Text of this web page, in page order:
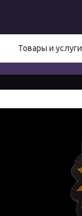
Товары и услуги